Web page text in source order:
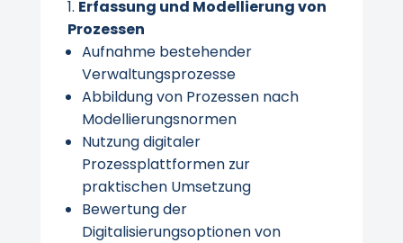
Erfassung und Modellierung von
Prozessen
Aufnahme bestehender
Verwaltungsprozesse
Abbildung von Prozessen nach
Modellierungsnormen
Nutzung digitaler
Prozessplattformen zur
praktischen Umsetzung
Bewertung der
Digitalisierungsoptionen von